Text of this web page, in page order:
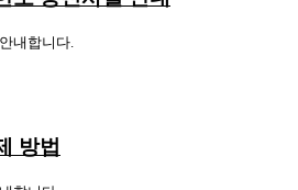
내합니다.
방법